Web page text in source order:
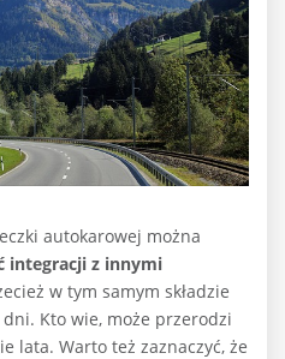
autokarowej można
integracji z innymi
w tym samym składzie
Kto wie, może przerodzi
lata. Warto też zaznaczyć, że